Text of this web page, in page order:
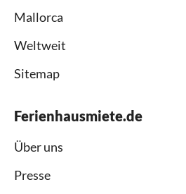
Träumereien ein Ort, den man sich
Danke Jean-Pierre und Martine
Mallorca
Weltweit
Sitemap
Ferienhausmiete.de
Über uns
Presse